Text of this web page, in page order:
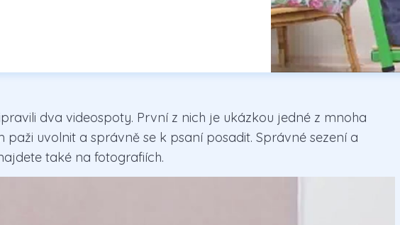
dva videospoty. První z nich je ukázkou jedné z mnoha
paži uvolnit a správně se k psaní posadit. Správné sezení a
také na fotografiích.